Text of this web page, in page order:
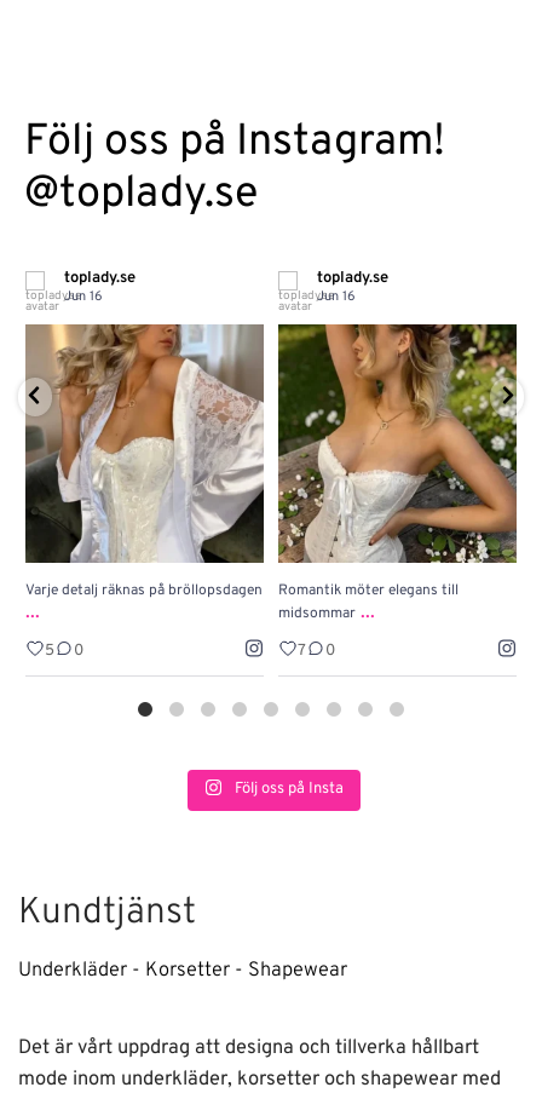
Följ oss på Instagram!
@toplady.se
toplady.se
Jun 16
Varje detalj räknas på bröllopsdagen
...
5 0
toplady.se
Jun 16
Romantik möter elegans till
midsommar ...
7 0
Följ oss på Insta
Kundtjänst
Underkläder - Korsetter - Shapewear
Det är vårt uppdrag att designa och tillverka hållbart
mode inom underkläder, korsetter och shapewear med